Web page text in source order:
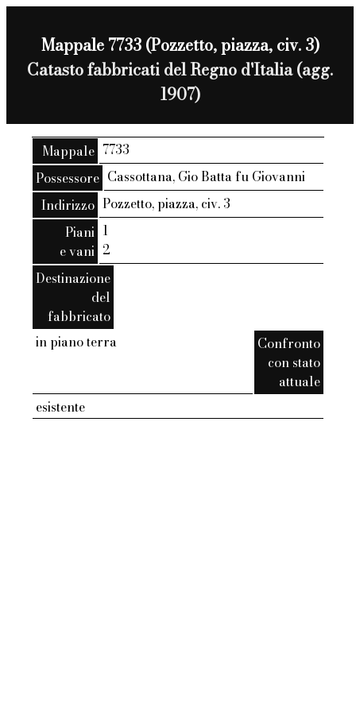
Mappale 7733 (Pozzetto, piazza, civ. 3)
Catasto fabbricati del Regno d'Italia (agg.
1907)
Mappale 7733
Possessore Cassottana, Gio Batta fu Giovanni
Indirizzo Pozzetto, piazza, civ. 3
Piani
e vani
1
2
Destinazione
del
fabbricato
in piano terra
Confronto
con stato
attuale
esistente